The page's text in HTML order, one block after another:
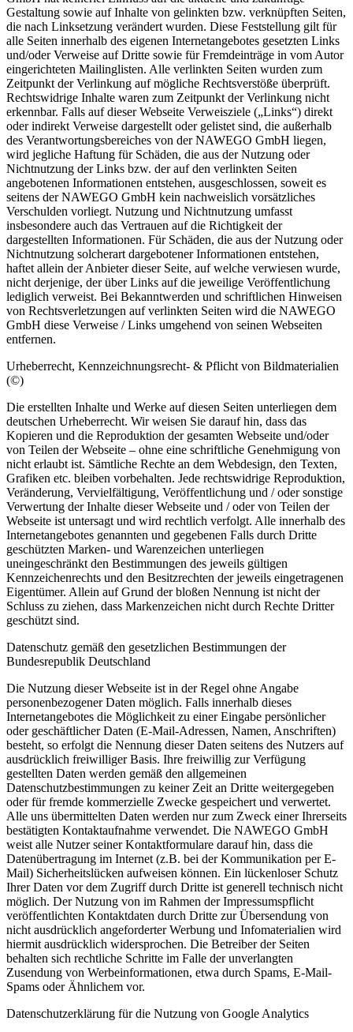
Gestaltung sowie auf Inhalte von gelinkten bzw. verknüpften Seiten,
die nach Linksetzung verändert wurden. Diese Feststellung gilt für
alle Seiten innerhalb des eigenen Internetangebotes gesetzten Links
und/oder Verweise auf Dritte sowie für Fremdeinträge in vom Autor
eingerichteten Mailinglisten. Alle verlinkten Seiten wurden zum
Zeitpunkt der Verlinkung auf mögliche Rechtsverstöße überprüft.
Rechtswidrige Inhalte waren zum Zeitpunkt der Verlinkung nicht
erkennbar. Falls auf dieser Webseite Verweisziele („Links“) direkt
oder indirekt Verweise dargestellt oder gelistet sind, die außerhalb
des Verantwortungsbereiches von der NAWEGO GmbH liegen,
wird jegliche Haftung für Schäden, die aus der Nutzung oder
Nichtnutzung der Links bzw. der auf den verlinkten Seiten
angebotenen Informationen entstehen, ausgeschlossen, soweit es
seitens der NAWEGO GmbH kein nachweislich vorsätzliches
Verschulden vorliegt. Nutzung und Nichtnutzung umfasst
insbesondere auch das Vertrauen auf die Richtigkeit der
dargestellten Informationen. Für Schäden, die aus der Nutzung oder
Nichtnutzung solcherart dargebotener Informationen entstehen,
haftet allein der Anbieter dieser Seite, auf welche verwiesen wurde,
nicht derjenige, der über Links auf die jeweilige Veröffentlichung
lediglich verweist. Bei Bekanntwerden und schriftlichen Hinweisen
von Rechtsverletzungen auf verlinkten Seiten wird die NAWEGO
GmbH diese Verweise / Links umgehend von seinen Webseiten
entfernen.
Urheberrecht, Kennzeichnungsrecht- & Pflicht von Bildmaterialien
(©)
Die erstellten Inhalte und Werke auf diesen Seiten unterliegen dem
deutschen Urheberrecht. Wir weisen Sie darauf hin, dass das
Kopieren und die Reproduktion der gesamten Webseite und/oder
von Teilen der Webseite – ohne eine schriftliche Genehmigung von
nicht erlaubt ist. Sämtliche Rechte an dem Webdesign, den Texten,
Grafiken etc. bleiben vorbehalten. Jede rechtswidrige Reproduktion,
Veränderung, Vervielfältigung, Veröffentlichung und / oder sonstige
Verwertung der Inhalte dieser Webseite und / oder von Teilen der
Webseite ist untersagt und wird rechtlich verfolgt. Alle innerhalb des
Internetangebotes genannten und gegebenen Falls durch Dritte
geschützten Marken- und Warenzeichen unterliegen
uneingeschränkt den Bestimmungen des jeweils gültigen
Kennzeichenrechts und den Besitzrechten der jeweils eingetragenen
Eigentümer. Allein auf Grund der bloßen Nennung ist nicht der
Schluss zu ziehen, dass Markenzeichen nicht durch Rechte Dritter
geschützt sind.
Datenschutz gemäß den gesetzlichen Bestimmungen der
Bundesrepublik Deutschland
Die Nutzung dieser Webseite ist in der Regel ohne Angabe
personenbezogener Daten möglich. Falls innerhalb dieses
Internetangebotes die Möglichkeit zu einer Eingabe persönlicher
oder geschäftlicher Daten (E-Mail-Adressen, Namen, Anschriften)
besteht, so erfolgt die Nennung dieser Daten seitens des Nutzers auf
ausdrücklich freiwilliger Basis. Ihre freiwillig zur Verfügung
gestellten Daten werden gemäß den allgemeinen
Datenschutzbestimmungen zu keiner Zeit an Dritte weitergegeben
oder für fremde kommerzielle Zwecke gespeichert und verwertet.
Alle uns übermittelten Daten werden nur zum Zweck einer Ihrerseits
bestätigten Kontaktaufnahme verwendet. Die NAWEGO GmbH
weist alle Nutzer seiner Kontaktformulare darauf hin, dass die
Datenübertragung im Internet (z.B. bei der Kommunikation per E-
Mail) Sicherheitslücken aufweisen können. Ein lückenloser Schutz
Ihrer Daten vor dem Zugriff durch Dritte ist generell technisch nicht
möglich. Der Nutzung von im Rahmen der Impressumspflicht
veröffentlichten Kontaktdaten durch Dritte zur Übersendung von
nicht ausdrücklich angeforderter Werbung und Infomaterialien wird
hiermit ausdrücklich widersprochen. Die Betreiber der Seiten
behalten sich rechtliche Schritte im Falle der unverlangten
Zusendung von Werbeinformationen, etwa durch Spams, E-Mail-
Spams oder Ähnlichem vor.
Datenschutzerklärung für die Nutzung von Google Analytics